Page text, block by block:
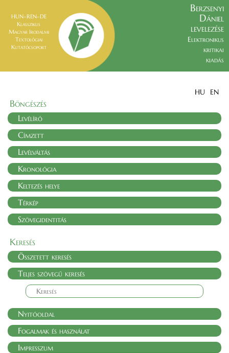
HUN–REN–DE
Klasszikus
Magyar Irodalmi
Textológiai
Kutatócsoport
Berzsenyi
Dániel
levelezése
Elektronikus
kritikai
kiadás
HU EN
Böngészés
Levélíró
Címzett
Levélváltás
Kronológia
Keltezés helye
Térkép
Szövegidentitás
Keresés
Összetett keresés
Teljes szövegű keresés
Nyitóoldal
Fogalmak és használat
Impresszum